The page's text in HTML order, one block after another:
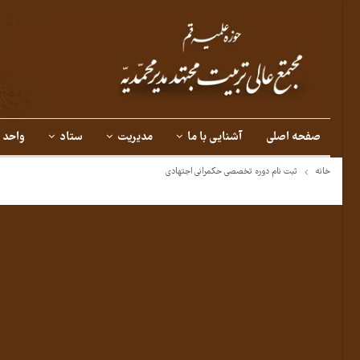
صفحه اصلی آشنایی با ما مدیریت ستاد
خانه ثبت نام دوره تخصصی حکمرانی اجتهادی